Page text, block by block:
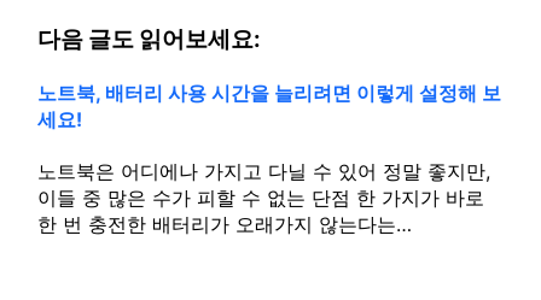
다음 글도 읽어보세요:
노트북, 배터리 사용 시간을 늘리려면 이렇게 설정해 보
세요!
노트북은 어디에나 가지고 다닐 수 있어 정말 좋지만,
이들 중 많은 수가 피할 수 없는 단점 한 가지가 바로
한 번 충전한 배터리가 오래가지 않는다는…